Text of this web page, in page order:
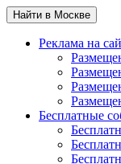
Найти в Москве
Реклама на
Бесплатные